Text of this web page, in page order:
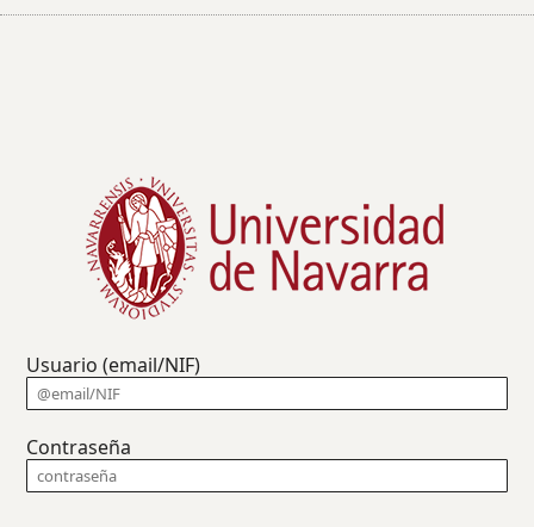
Usuario (email/NIF)
Contraseña